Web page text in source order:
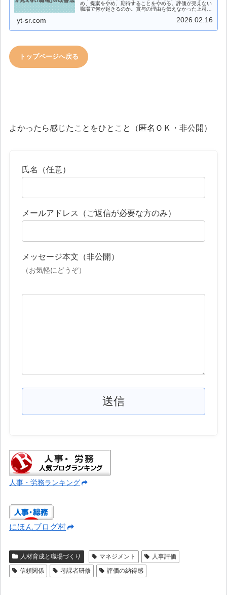
め、提案をやめ、期待することをやめる。評価が見えない
職場で何が起きるのか。賞与の理由を伝えなかった上司
yt-sr.com 2026.02.16
トップページへ戻る
よかったら感じたことをひとこと（匿名ＯＫ・非公開）
氏名（任意）
メールアドレス（ご返信が必要な方のみ）
メッセージ本文（非公開）
（お気軽にどうぞ）
人事・労務ランキング
にほんブログ村
人材育成と職場づくり マネジメント
人事評価
信頼関係
考課者研修 評価の納得感